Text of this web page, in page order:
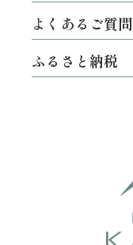
よくあるご質問
ふるさと納税